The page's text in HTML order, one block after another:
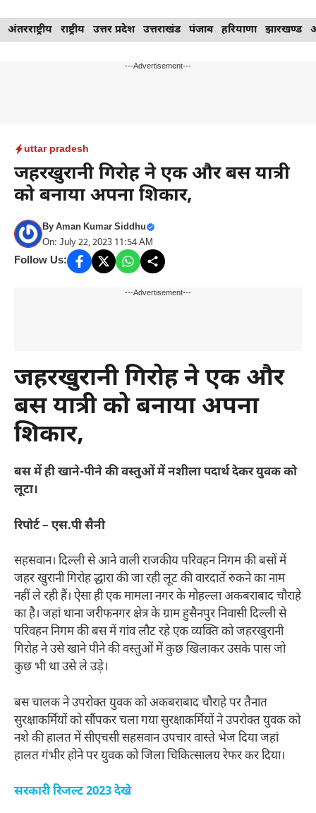
Skip
to
अंतरराष्ट्रीय राष्ट्रीय उत्तर प्रदेश उत्तराखंड पंजाब हरियाणा झारखण्ड
---Advertisement---
uttar pradesh
जहरखुरानी गिरोह ने एक और बस यात्री
को बनाया अपना शिकार,
ByAman Kumar Siddhu
On: July 22, 2023 11:54 AM
Follow Us:
---Advertisement---
जहरखुरानी गिरोह ने एक और
बस यात्री को बनाया अपना
शिकार,
बस में ही खाने-पीने की वस्तुओं में नशीला पदार्थ देकर युवक को
लूटा।
रिपोर्ट – एस.पी सैनी
सहसवान। दिल्ली से आने वाली राजकीय परिवहन निगम की बसों में
जहर खुरानी गिरोह द्धारा की जा रही लूट की वारदातें रुकने का नाम
नहीं ले रही हैं। ऐसा ही एक मामला नगर के मोहल्ला अकबराबाद चौराहे
का है। जहां थाना जरीफनगर क्षेत्र के ग्राम हुसैनपुर निवासी दिल्ली से
परिवहन निगम की बस में गांव लौट रहे एक व्यक्ति को जहरखुरानी
गिरोह ने उसे खाने पीने की वस्तुओं में कुछ खिलाकर उसके पास जो
कुछ भी था उसे ले उड़े।
बस चालक ने उपरोक्त युवक को अकबराबाद चौराहे पर तैनात
सुरक्षाकर्मियों को सौंपकर चला गया सुरक्षाकर्मियों ने उपरोक्त युवक को
नशे की हालत में सीएचसी सहसवान उपचार वास्ते भेज दिया जहां
हालत गंभीर होने पर युवक को जिला चिकित्सालय रेफर कर दिया।
सरकारी रिजल्ट 2023 देखे